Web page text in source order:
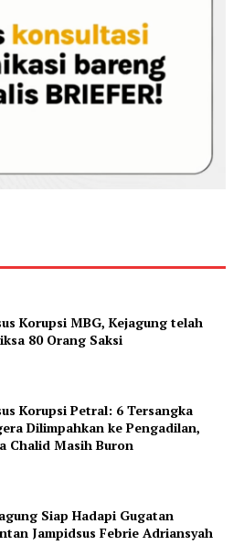
Korupsi MBG, Kejagung telah
80 Orang Saksi
Korupsi Petral: 6 Tersangka
Dilimpahkan ke Pengadilan,
Chalid Masih Buron
Siap Hadapi Gugatan
Jampidsus Febrie Adriansyah